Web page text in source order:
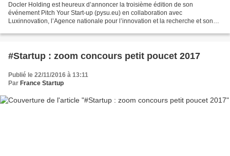
Docler Holding est heureux d’annoncer la troisième édition de son
événement Pitch Your Start-up (pysu.eu) en collaboration avec
Luxinnovation, l’Agence nationale pour l’innovation et la recherche et son
#Startup : zoom concours petit poucet 2017
Publié le 22/11/2016 à 13:11
Par France Startup